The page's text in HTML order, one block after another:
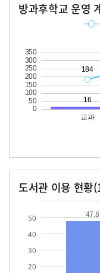
방과후학교 운영
도서관 이용 현황
20
30
40
50 47.8